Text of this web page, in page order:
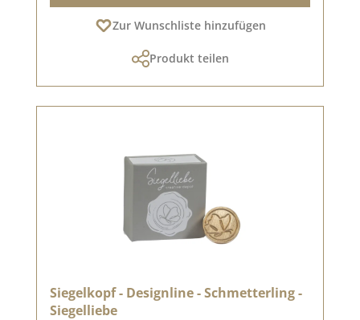
Zur Wunschliste hinzufügen
Produkt teilen
Siegelkopf - Designline - Schmetterling -
Siegelliebe